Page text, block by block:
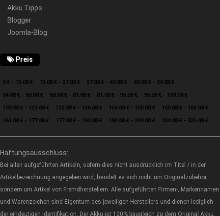
Akku Tipps
Blogger
Joomla-Blog
Preis
0 € - 13.08 € 13.08 € - 27.08 € 27.08 € - 40.08 €
40.08 € - 54.08 €
54.08 € - 68.08 €
68.08 € - 81.08 € 81.08 € - 95.08 €
95.08 € - 109.08 €
109.08 € - 122.08 €
122.08 € - 136.08 € 136.08 € - 150.08 €
150.08 € - 163.08 €
163.08 € - 177.08 €
177.08 € - 190.08 € 190.08 € - 204.08 € 204.08 € - 526.08 €
Haftungsausschluss:
Bei allen aufgeführten Artikeln, sofern dies nicht ausdrücklich im Titel / in der
Artikelbezeichnung angegeben wird, handelt es sich nicht um Originalzubehör,
sondern um Artikel von Fremdherstellern. Alle aufgeführten Firmen-, Markennamen
und Warenzeichen sind Eigentum des jeweiligen Herstellers und dienen lediglich
der eindeutigen Identifikation. Der Akku ist 100% baugleich zu dem Original Akku.